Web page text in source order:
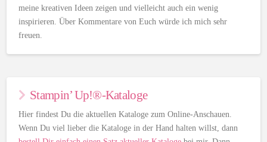
meine kreativen Ideen zeigen und vielleicht auch ein wenig
inspirieren. Über Kommentare von Euch würde ich mich sehr
freuen.
Stampin’ Up!®-Kataloge
Hier findest Du die aktuellen Kataloge zum Online-Anschauen.
Wenn Du viel lieber die Kataloge in der Hand halten willst, dann